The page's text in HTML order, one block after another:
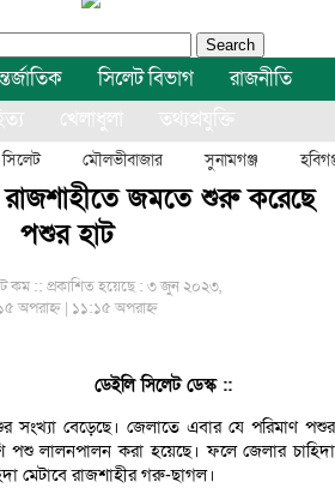
সিলেট বিভাগ
রাজনীতি
খেলাধুলা
তথ্যপ্রযুক্তি
সিলেট মৌলভীবাজার সুনামগঞ্জ
রাজশাহীতে জমতে শুরু করেছে
পশুর হাট
কম ::প্রকাশিত হয়েছে : ৩ জুন ২০২৩,
অপরাহ্ন | ১১:১৫ অপরাহ্ন
ডেইলি সিলেট ডেস্ক ::
সংখ্যা বেড়েছে। জেলাতে এবার যে পরিমাণ পশুর
পশু লালনপালন করা হয়েছে। ফলে জেলার চাহিদা
মেটাবে রাজশাহীর গরু-ছাগল।